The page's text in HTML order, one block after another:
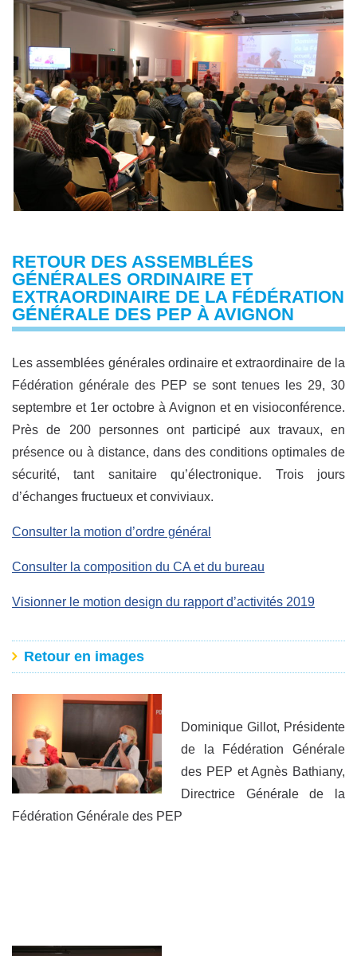
RETOUR DES ASSEMBLÉES
GÉNÉRALES ORDINAIRE ET
EXTRAORDINAIRE DE LA FÉDÉRATION
GÉNÉRALE DES PEP À AVIGNON
Les assemblées générales ordinaire et extraordinaire de la
Fédération générale des PEP se sont tenues les 29, 30
septembre et 1er octobre à Avignon et en visioconférence.
Près de 200 personnes ont participé aux travaux, en
présence ou à distance, dans des conditions optimales de
sécurité, tant sanitaire qu’électronique. Trois jours
d’échanges fructueux et conviviaux.
Consulter la motion d’ordre général
Consulter la composition du CA et du bureau
Visionner le motion design du rapport d’activités 2019
Retour en images
Dominique Gillot, Présidente
de la Fédération Générale
des PEP et Agnès Bathiany,
Directrice Générale de la
Fédération Générale des PEP